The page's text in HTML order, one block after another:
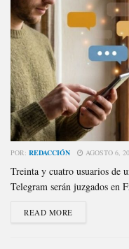
POR: REDACCIÓN AGOSTO 6,
Treinta y cuatro usuarios de
Telegram serán juzgados en
READ MORE